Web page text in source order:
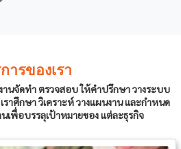
ารของเรา
นจัดทำ ตรวจสอบ ให้คำปรึกษา วางระบบ
าศึกษา วิเคราะห์ วางแผนงาน และกำหนด
เพื่อบรรลุเป้าหมายของ แต่ละธุรกิจ